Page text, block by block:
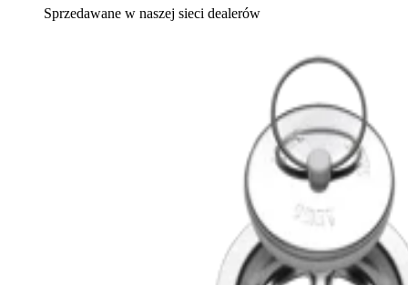
Sprzedawane w naszej sieci dealerów